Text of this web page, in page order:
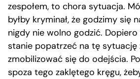
zespołem, to chora sytuacja.
byłby kryminał, że godzimy się
nigdy nie wolno godzić.
stanie popatrzeć na tę sytuację
zmobilizować się do odejścia.
spoza tego zaklętego kręgu,